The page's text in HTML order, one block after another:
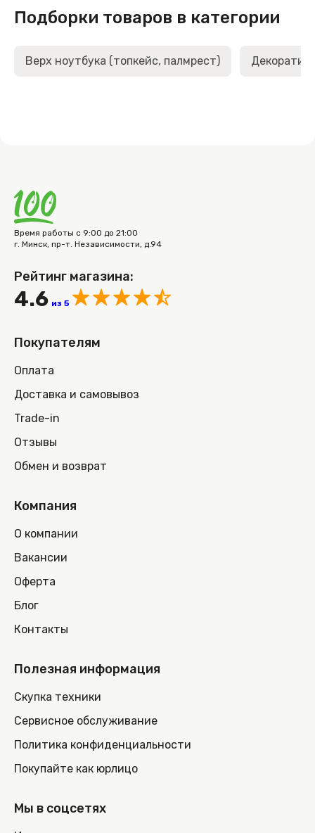
Подборки товаров в категории
Верх ноутбука (топкейс, палмрест)
Время работы с 9:00 до 21:00
г. Минск, пр-т. Независимости, д.94
Рейтинг магазина:
4.6 из 5
Покупателям
Оплата
Доставка и самовывоз
Trade-in
Отзывы
Обмен и возврат
Компания
О компании
Вакансии
Оферта
Блог
Контакты
Полезная информация
Скупка техники
Сервисное обслуживание
Политика конфиденциальности
Покупайте как юрлицо
Мы в соцсетях